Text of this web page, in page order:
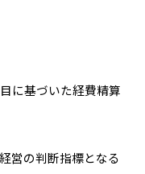
に基づいた経費精算
営の判断指標となる